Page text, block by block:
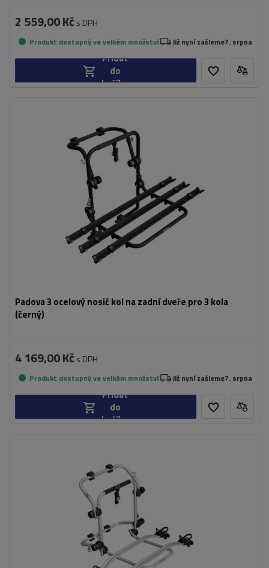
2 559,00 Kč s DPH
Produkt dostupný ve velkém množství Již nyní zašleme7. srpna
Přidat
do
košíku
Padova 3 ocelový nosič kol na zadní dveře pro 3 kola
(černý)
Nosnost nosiče jízdních kol:
45 kg
univerzální montážní systém
kompatibilní se všemi typy karoserií
4 169,00 Kč s DPH
Produkt dostupný ve velkém množství Již nyní zašleme7. srpna
Přidat
do
košíku
Maximální hmotnost jízdního kola:
Nosnost nosiče jízdních kol:
45 kg
kompatibilní s elektrokoly
hliníková konstrukce